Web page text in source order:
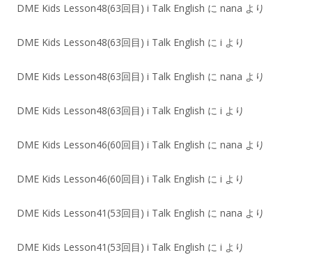
DME Kids Lesson48(63回目) i Talk English に nana より
DME Kids Lesson48(63回目) i Talk English に i より
DME Kids Lesson48(63回目) i Talk English に nana より
DME Kids Lesson48(63回目) i Talk English に i より
DME Kids Lesson46(60回目) i Talk English に nana より
DME Kids Lesson46(60回目) i Talk English に i より
DME Kids Lesson41(53回目) i Talk English に nana より
DME Kids Lesson41(53回目) i Talk English に i より